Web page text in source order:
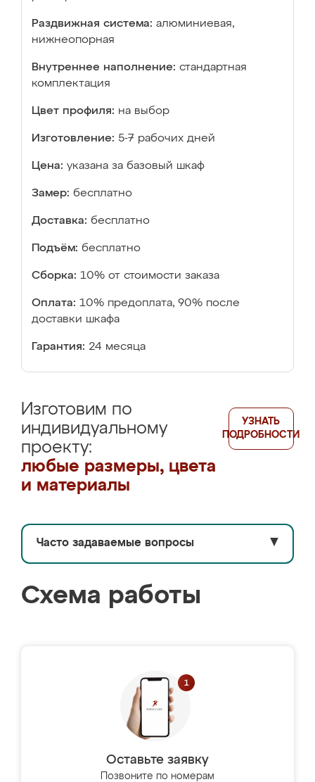
Раздвижная система: алюминиевая,
нижнеопорная
Внутреннее наполнение: стандартная
комплектация
Цвет профиля: на выбор
Изготовление: 5-7 рабочих дней
Цена: указана за базовый шкаф
Замер: бесплатно
Доставка: бесплатно
Подъём: бесплатно
Сборка: 10% от стоимости заказа
Оплата: 10% предоплата, 90% после
доставки шкафа
Гарантия: 24 месяца
Изготовим по
индивидуальному
проекту:
любые размеры, цвета
и материалы
УЗНАТЬ
ПОДРОБНОСТИ
Часто задаваемые вопросы ▼
Схема работы
Оставьте заявку
Позвоните по номерам